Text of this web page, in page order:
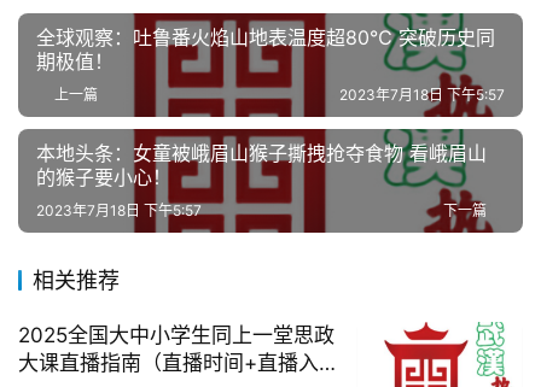
武
汉
办
事
旅
滚
动
全球观察：吐鲁番火焰山地表温度超80℃ 突破历史同
期极值！
上一篇 2023年7月18日 下午5:57
本地头条：女童被峨眉山猴子撕拽抢夺食物 看峨眉山
的猴子要小心！
下一篇
2023年7月18日 下午5:57
相关推荐
2025全国大中小学生同上一堂思政
大课直播指南（直播时间+直播入